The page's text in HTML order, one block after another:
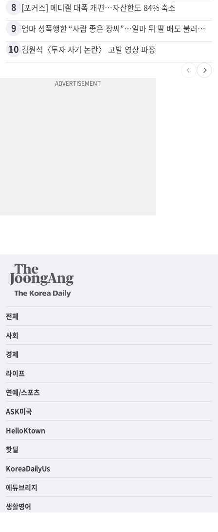
8 [포커스] 메디캘 대폭 개편…자산한도 84% 축소
9 엄마 성폭행한 “사람 좋은 장씨”…얼마 뒤 딸 배도 불러왔다
10 김원석〈투자 사기 논란〉 고발 영상 파장
전체
사회
경제
라이프
연예/스포츠
ASK미국
HelloKtown
핫딜
KoreaDailyUs
에듀브리지
생활영어